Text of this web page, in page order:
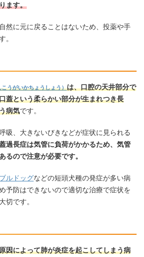
ます。
然に元に戻ることはないため、投薬や手
。
こうがいかちょうしょう）は、口腔の天井部分で
蓋という柔らかい部分が生まれつき長
病気です。
吸、大きないびきなどが症状に見られる
過長症は気管に負荷がかかるため、気管
るので注意が必要です。
ルドッグなどの短頭犬種の発症が多い病
予防はできないので適切な治療で症状を
切です。
因によって肺が炎症を起こしてしまう病